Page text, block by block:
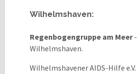
Wilhelmshaven:
Regenbogengruppe am Meer-
Wilhelmshaven.
Wilhelmshavener AIDS-Hilfe e.V.